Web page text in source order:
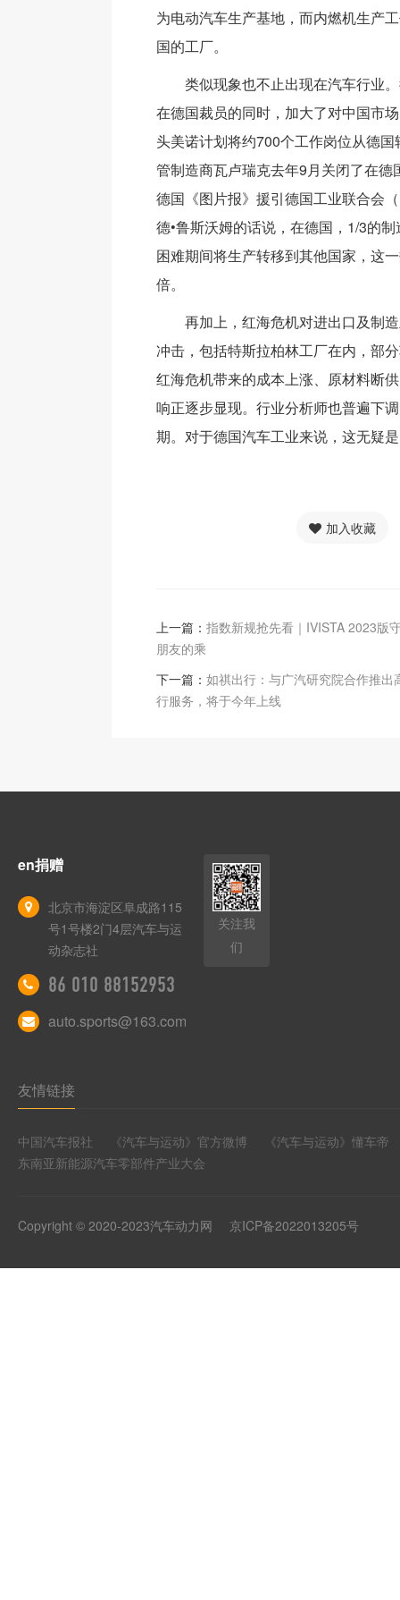
为电动汽车生产基地，而内燃机生产
国的工厂。
类似现象也不止出现在汽车行业
在德国裁员的同时，加大了对中国市
头美诺计划将约700个工作岗位从德
管制造商瓦卢瑞克去年9月关闭了在德
德国《图片报》援引德国工业联合会
德•鲁斯沃姆的话说，在德国，1/3的
困难期间将生产转移到其他国家，这
倍。
再加上，红海危机对进出口及制
冲击，包括特斯拉柏林工厂在内，部
红海危机带来的成本上涨、原材料断
响正逐步显现。行业分析师也普遍下
期。对于德国汽车工业来说，这无疑
加入收藏
上一篇： 指数新规抢先看｜IVISTA 2023版
朋友的乘
下一篇： 如祺出行：与广汽研究院合作推出
行服务，将于今年上线
en捐赠
北京市海淀区阜成路115
号1号楼2门4层汽车与运
动杂志社
86 010 88152953
auto.sports@163.com
关注我
们
友情链接
中国汽车报社 《汽车与运动》官方微博
《汽车与运动》懂车帝
东南亚新能源汽车零部件产业大会
Copyright © 2020-2023汽车动力网 京ICP备2022013205号